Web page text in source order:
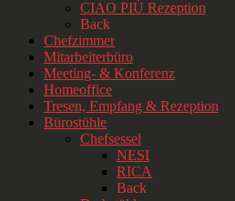
CIAO PIÙ Rezeption
Back
Chefzimmer
Mitarbeiterbüro
Meeting- & Konferenz
Homeoffice
Tresen, Empfang & Rezeption
Bürostühle
Chefsessel
NESI
RICA
Back